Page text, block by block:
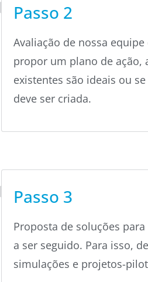
Passo 2
Avaliação de nossa equipe
propor um plano de ação,
existentes são ideais ou se
deve ser criada.
Passo 3
Proposta de soluções para
a ser seguido. Para isso,
simulações e projetos-